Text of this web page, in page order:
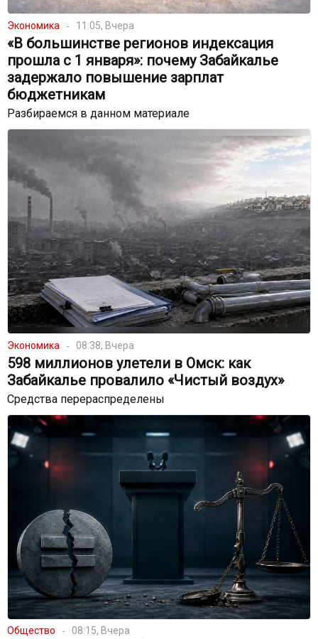
Экономика 11:05, Вчера
«В большинстве регионов индексация
прошла с 1 января»: почему Забайкалье
задержало повышение зарплат
бюджетникам
Разбираемся в данном материале
Экономика 08:38, Вчера
598 миллионов улетели в Омск: как
Забайкалье провалило «Чистый воздух»
Средства перераспределены
Общество 08:15, Вчера